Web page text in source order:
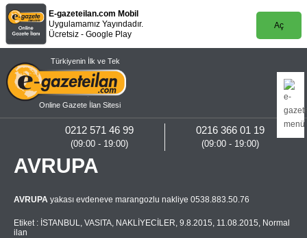
E-gazeteilan.com Mobil
Uygulamamız Yayındadır.
Ücretsiz - Google Play
Aç
Türkiyenin İlk ve Tek
Online Gazete İlan Sitesi
0216 366 01 19
(09:00 - 19:00)
0212 571 46 99
(09:00 - 19:00)
AVRUPA
AVRUPA yakası evdeneve marangozlu nakliye 0538.883.50.76
Etiket : İSTANBUL, VASITA, NAKLİYECİLER, 9.8.2015, 11.08.2015, Normal
ilan